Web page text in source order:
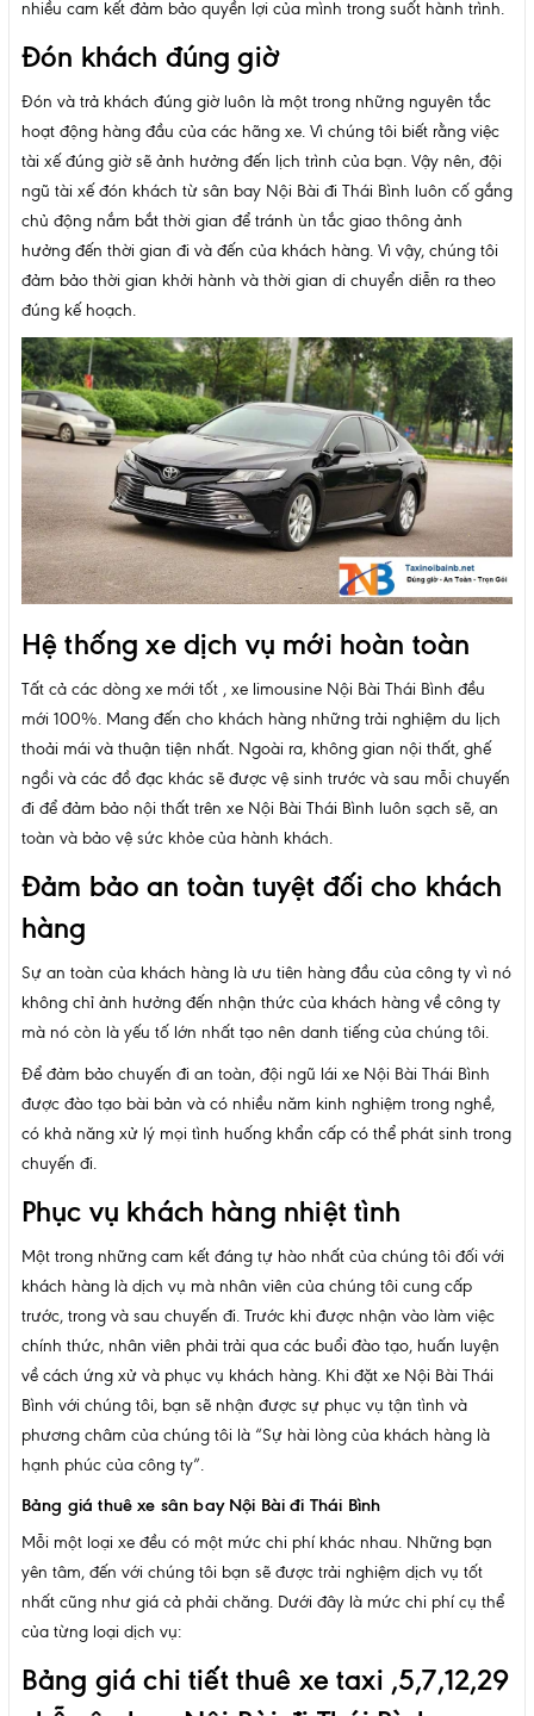
nhiều cam kết đảm bảo quyền lợi của mình trong suốt hành trình.
Đón khách đúng giờ
Đón và trả khách đúng giờ luôn là một trong những nguyên tắc
hoạt động hàng đầu của các hãng xe. Vì chúng tôi biết rằng việc
tài xế đúng giờ sẽ ảnh hưởng đến lịch trình của bạn. Vậy nên, đội
ngũ tài xế đón khách từ sân bay Nội Bài đi Thái Bình luôn cố gắng
chủ động nắm bắt thời gian để tránh ùn tắc giao thông ảnh
hưởng đến thời gian đi và đến của khách hàng. Vì vậy, chúng tôi
đảm bảo thời gian khởi hành và thời gian di chuyển diễn ra theo
đúng kế hoạch.
Hệ thống xe dịch vụ mới hoàn toàn
Tất cả các dòng xe mới tốt , xe limousine Nội Bài Thái Bình đều
mới 100%. Mang đến cho khách hàng những trải nghiệm du lịch
thoải mái và thuận tiện nhất. Ngoài ra, không gian nội thất, ghế
ngồi và các đồ đạc khác sẽ được vệ sinh trước và sau mỗi chuyến
đi để đảm bảo nội thất trên xe Nội Bài Thái Bình luôn sạch sẽ, an
toàn và bảo vệ sức khỏe của hành khách.
Đảm bảo an toàn tuyệt đối cho khách
hàng
Sự an toàn của khách hàng là ưu tiên hàng đầu của công ty vì nó
không chỉ ảnh hưởng đến nhận thức của khách hàng về công ty
mà nó còn là yếu tố lớn nhất tạo nên danh tiếng của chúng tôi.
Để đảm bảo chuyến đi an toàn, đội ngũ lái xe Nội Bài Thái Bình
được đào tạo bài bản và có nhiều năm kinh nghiệm trong nghề,
có khả năng xử lý mọi tình huống khẩn cấp có thể phát sinh trong
chuyến đi.
Phục vụ khách hàng nhiệt tình
Một trong những cam kết đáng tự hào nhất của chúng tôi đối với
khách hàng là dịch vụ mà nhân viên của chúng tôi cung cấp
trước, trong và sau chuyến đi. Trước khi được nhận vào làm việc
chính thức, nhân viên phải trải qua các buổi đào tạo, huấn luyện
về cách ứng xử và phục vụ khách hàng. Khi đặt xe Nội Bài Thái
Bình với chúng tôi, bạn sẽ nhận được sự phục vụ tận tình và
phương châm của chúng tôi là “Sự hài lòng của khách hàng là
hạnh phúc của công ty”.
Bảng giá thuê xe sân bay Nội Bài đi Thái Bình
Mỗi một loại xe đều có một mức chi phí khác nhau. Những bạn
yên tâm, đến với chúng tôi bạn sẽ được trải nghiệm dịch vụ tốt
nhất cũng như giá cả phải chăng. Dưới đây là mức chi phí cụ thể
của từng loại dịch vụ:
Bảng giá chi tiết thuê xe taxi ,5,7,12,29